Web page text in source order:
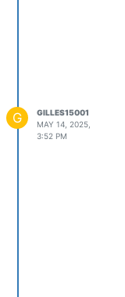
G
GILLES15001
MAY 14, 2025,
3:52 PM